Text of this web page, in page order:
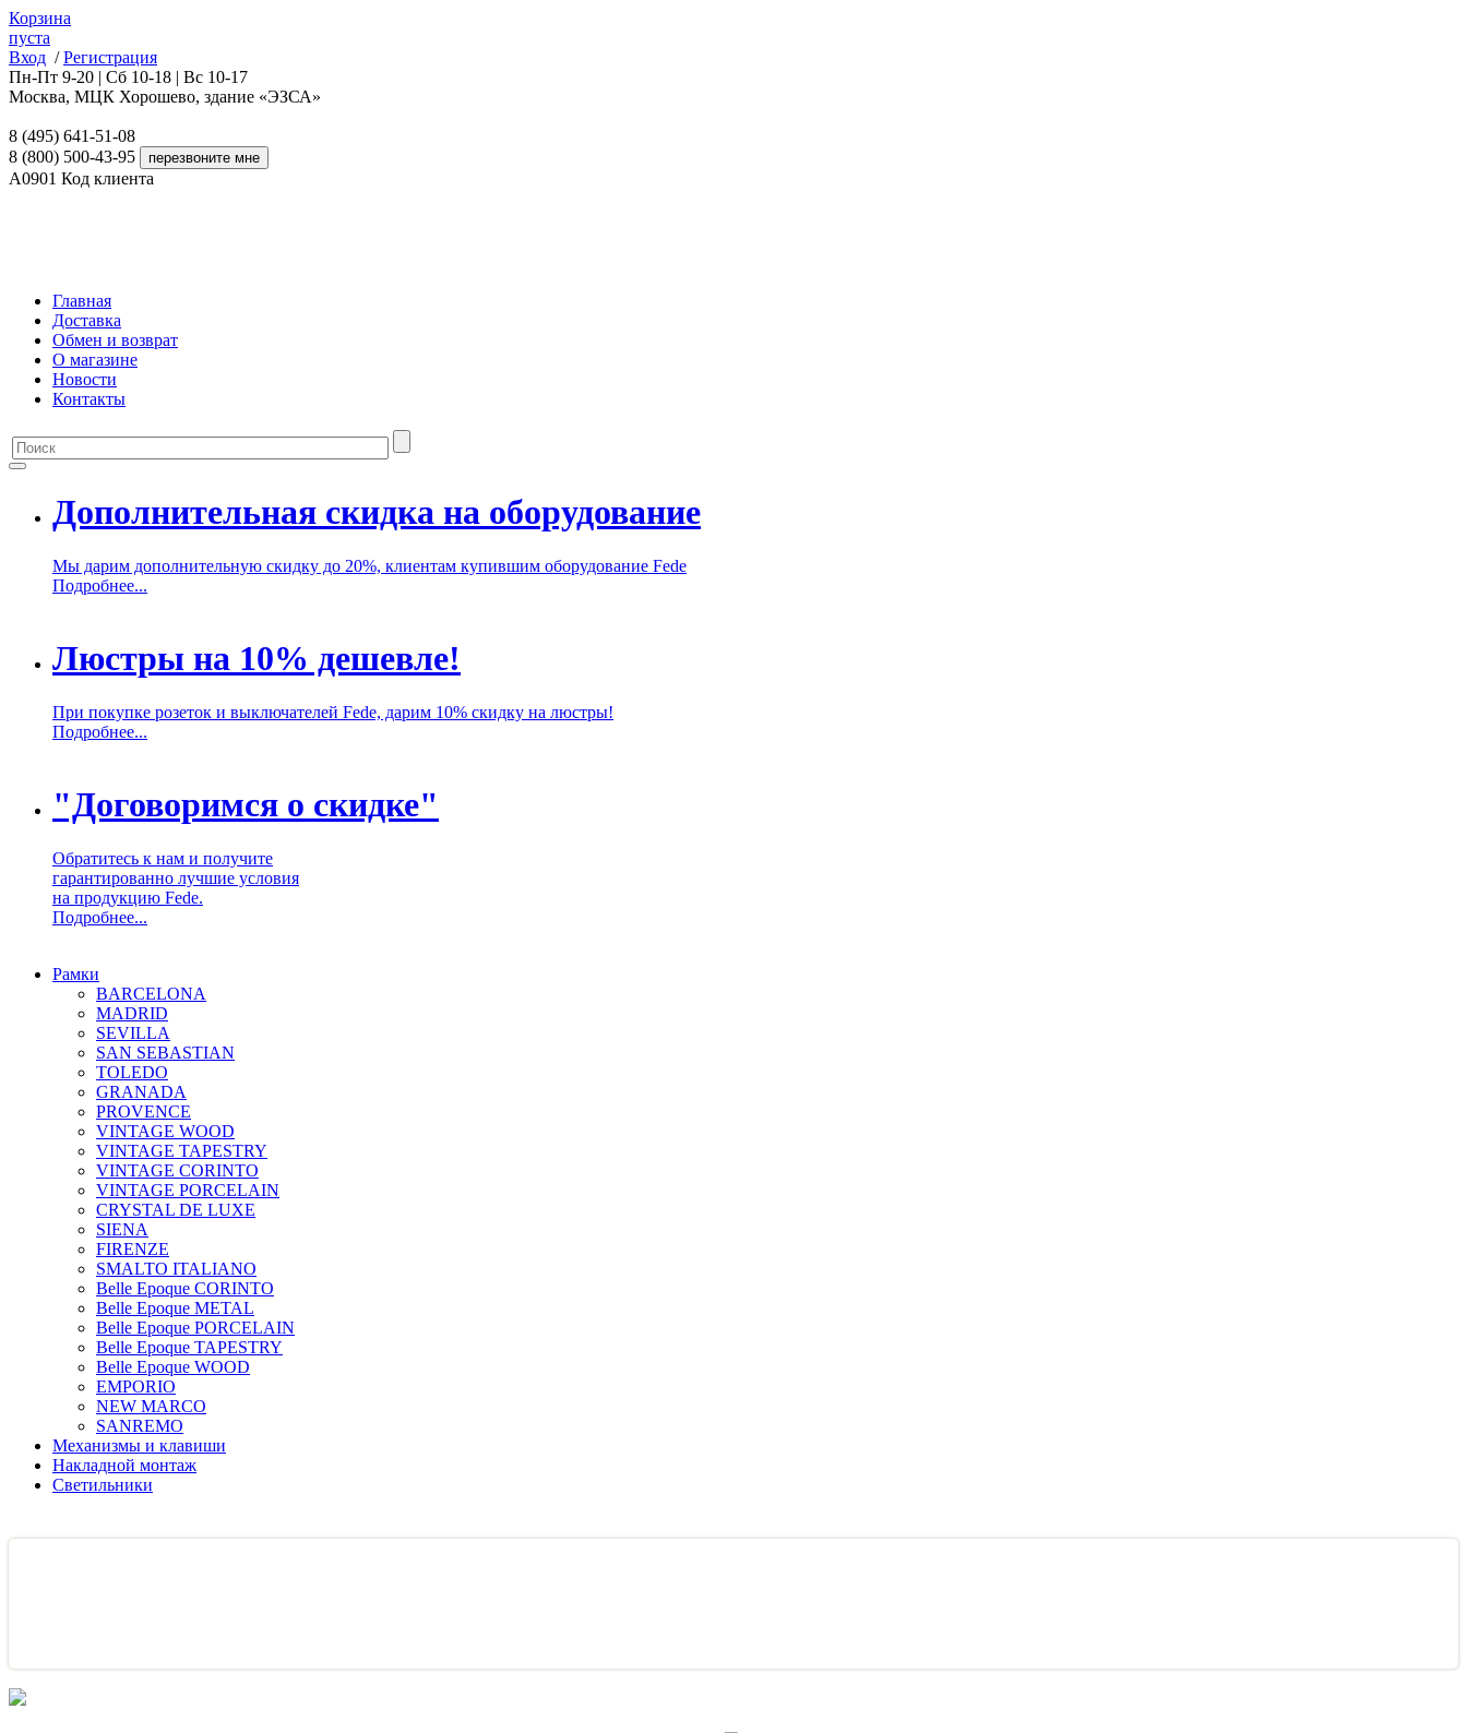
Корзина
пуста
Вход / Регистрация
Пн-Пт 9-20 | Сб 10-18 | Вс 10-17
Москва, МЦК Хорошево, здание «ЭЗСА»
8 (495) 641-51-08
8 (800) 500-43-95
A0901 Код клиента
Главная
Доставка
Обмен и возврат
О магазине
Новости
Контакты
Дополнительная скидка на оборудование
Мы дарим дополнительную скидку до 20%, клиентам купившим оборудование Fede
Подробнее...
Люстры на 10% дешевле!
При покупке розеток и выключателей Fede, дарим 10% скидку на люстры!
Подробнее...
"Договоримся о скидке"
Обратитесь к нам и получите
гарантированно лучшие условия
на продукцию Fede.
Подробнее...
Рамки
BARCELONA
MADRID
SEVILLA
SAN SEBASTIAN
TOLEDO
GRANADA
PROVENCE
VINTAGE WOOD
VINTAGE TAPESTRY
VINTAGE CORINTO
VINTAGE PORCELAIN
CRYSTAL DE LUXE
SIENA
FIRENZE
SMALTO ITALIANO
Belle Epoque CORINTO
Belle Epoque METAL
Belle Epoque PORCELAIN
Belle Epoque TAPESTRY
Belle Epoque WOOD
EMPORIO
NEW MARCO
SANREMO
Механизмы и клавиши
Накладной монтаж
Светильники